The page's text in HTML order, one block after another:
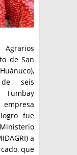
Agrarios
de San
seis
fue
a
que